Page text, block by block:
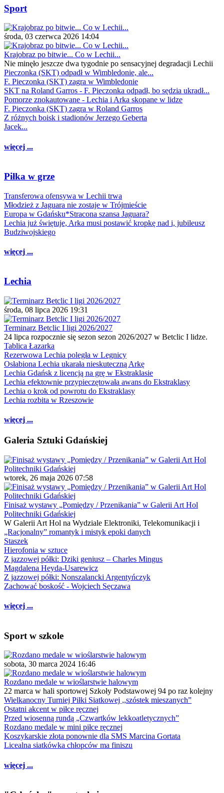
Sport
środa, 03 czerwca 2026 14:04
Krajobraz po bitwie... Co w Lechii...
Nie minęło jeszcze dwa tygodnie po sensacyjnej degradacji Lechii
Pieczonka (SKT) odpadł w Wimbledonie, ale...
F. Pieczonka (SKT) zagra w Wimbledonie
SKT na Roland Garros - F. Pieczonka odpadł, bo sędzia ukradł...
Pomorze znokautowane - Lechia i Arka skopane w lidze
F. Pieczonka (SKT) zagra w Roland Garros
Z różnych boisk i stadionów Jerzego Geberta
Jacek...
więcej ...
Piłka w grze
Transferowa ofensywa w Lechii trwa
Młodzież z Jaguara nie zostaje w Trójmieście
Europa w Gdańsku*Stracona szansa Jaguara?
Lechia już świętuje, Arka musi postawić kropkę nad i, jubileusz
Budziwojskiego
więcej ...
Lechia
środa, 08 lipca 2026 19:31
Terminarz Betclic I ligi 2026/2027
24 lipca rozpocznie się sezon sezon 2026/2027 w Betclic I lidze.
Tablica Łazarka
Rezerwowa Lechia poległa w Legnicy
Osłabiona Lechia ukarała nieskuteczną Arkę
Lechia Gdańsk z licencją na grę w Ekstraklasie
Lechia efektownie przypieczętowała awans do Ekstraklasy
Lechia o krok od powrotu do Ekstraklasy
Lechia rozbita w Rzeszowie
więcej ...
Galeria Sztuki Gdańskiej
wtorek, 26 maja 2026 07:58
Finisaż wystawy „Pomiędzy / Przenikania” w Galerii Art Hol
Politechniki Gdańskiej
W Galerii Art Hol na Wydziale Elektroniki, Telekomunikacji i
„Racjonalny” romantyk i mistyk epoki danych
Staszek
Hierofonia w sztuce
Z jazzowej półki: Dziki geniusz – Charles Mingus
Magdalena Heyda-Usarewicz
Z jazzowej półki: Nonszalancki Argentyńczyk
Zachować boskość - Wojciech Sęczawa
więcej ...
Sport w szkole
sobota, 30 marca 2024 16:46
Rozdano medale w wioślarstwie halowym
22 marca w hali sportowej Szkoły Podstawowej 94 po raz kolejny
Wielkanocny Turniej Piłki Siatkowej ,,szóstek mieszanych”
Ostatni akcent w piłce ręcznej
Przed wiosenną rundą „Czwartków lekkoatletycznych”
Rozdano medale w mini piłce ręcznej
Koszykarskie złota ponownie dla SMS Marcina Gortata
Licealna siatkówka chłopców ma finiszu
więcej ...